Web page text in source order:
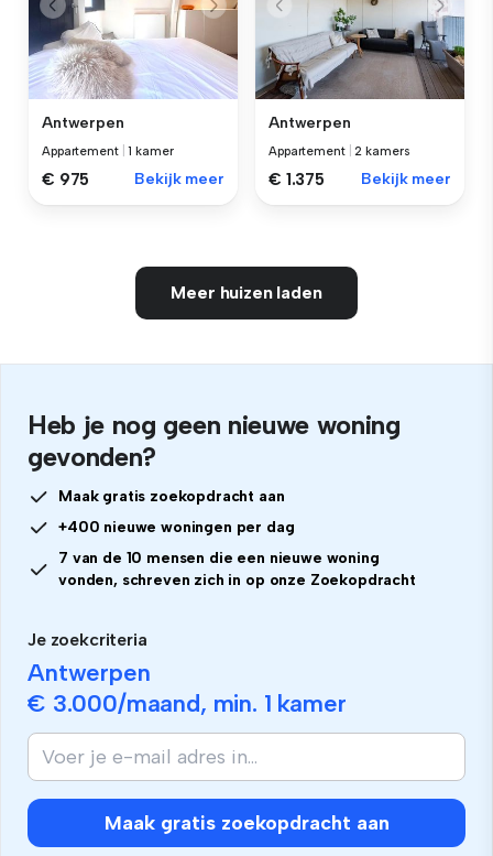
Antwerpen
Appartement |1 kamer
€ 975 Bekijk meer
Antwerpen
Appartement 2 kamers
€ 1.375 Bekijk meer
Meer huizen laden
Heb je nog geen nieuwe woning
gevonden?
Maak gratis zoekopdracht aan
+400 nieuwe woningen per dag
7 van de 10 mensen die een nieuwe woning
vonden, schreven zich in op onze Zoekopdracht
Je zoekcriteria
Antwerpen
€ 3.000/maand, min. 1 kamer
Als
mens
bent,
negeer
Maak gratis zoekopdracht aan